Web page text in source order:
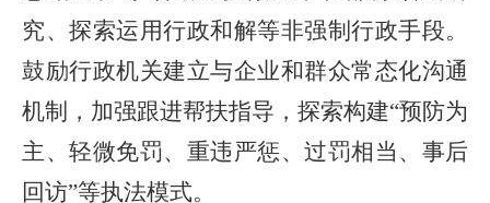
究、探索运用行政和解等非强制行政手段。
鼓励行政机关建立与企业和群众常态化沟通
机制，加强跟进帮扶指导，探索构建“预防为
主、轻微免罚、重违严惩、过罚相当、事后
回访”等执法模式。